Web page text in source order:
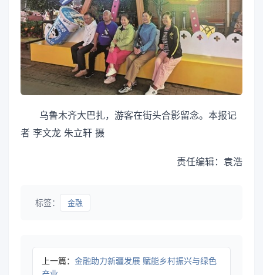
乌鲁木齐大巴扎，游客在街头合影留念。本报记
者 李文龙 朱立轩 摄
责任编辑：袁浩
标签： 金融
上一篇： 金融助力新疆发展 赋能乡村振兴与绿色